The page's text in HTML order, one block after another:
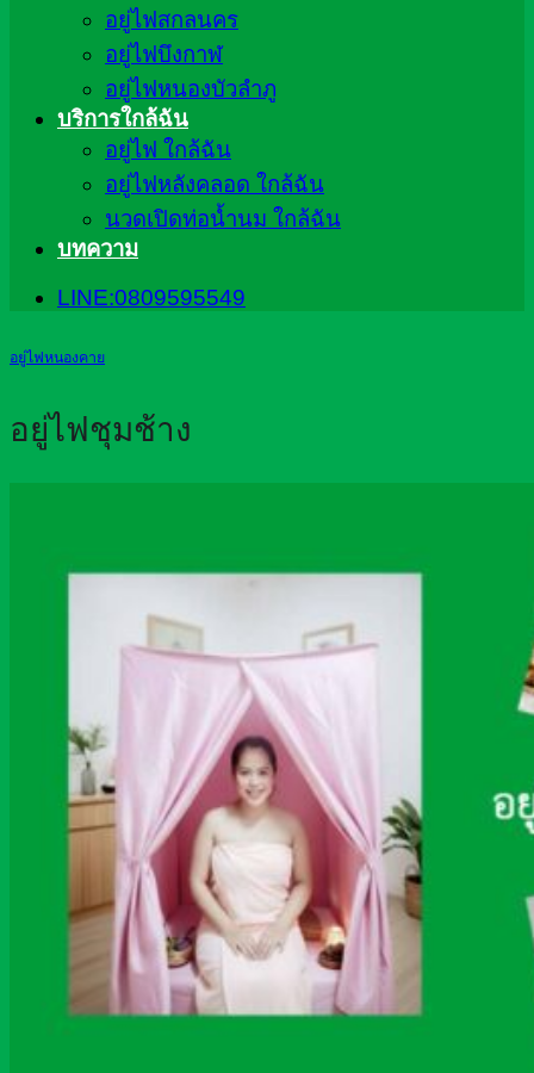
อยู่ไฟสกลนคร
อยู่ไฟบึงกาฬ
อยู่ไฟหนองบัวลำภู
บริการใกล้ฉัน
อยู่ไฟ ใกล้ฉัน
อยู่ไฟหลังคลอด ใกล้ฉัน
นวดเปิดท่อน้ำนม ใกล้ฉัน
บทความ
LINE:0809595549
อยู่ไฟหนองคาย
อยู่ไฟชุมช้าง